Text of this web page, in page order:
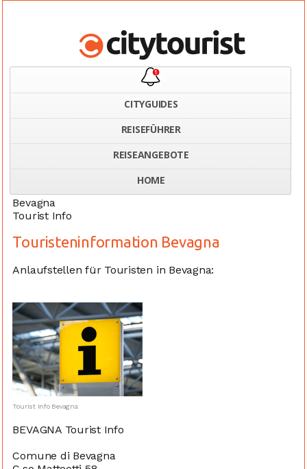
CITYGUIDES
REISEFÜHRER
REISEANGEBOTE
HOME
Touristeninformation Bevagna
Bevagna
Tourist Info
Touristeninformation Bevagna
Anlaufstellen für Touristen in Bevagna:
Tourist Info Bevagna
BEVAGNA Tourist Info
Comune di Bevagna